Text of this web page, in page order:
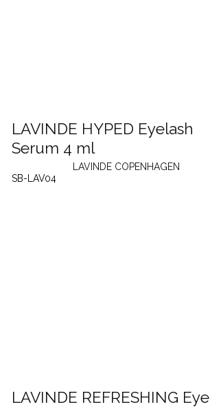
LAVINDE HYPED Eyelash
Serum 4 ml
LAVINDE COPENHAGEN
SB-LAV04
LAVINDE REFRESHING Eye